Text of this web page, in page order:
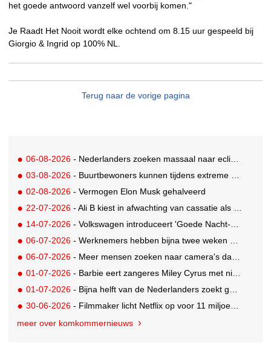
het goede antwoord vanzelf wel voorbij komen."
Je Raadt Het Nooit wordt elke ochtend om 8.15 uur gespeeld bij
Giorgio & Ingrid op 100% NL.
Terug naar de vorige pagina
06-08-2026 - Nederlanders zoeken massaal naar eclipsbrillen op Marktplaats
03-08-2026 - Buurtbewoners kunnen tijdens extreme hitte terecht bij The Social Hub
02-08-2026 - Vermogen Elon Musk gehalveerd
22-07-2026 - Ali B kiest in afwachting van cassatie als spreker voor een nieuw podium
14-07-2026 - Volkswagen introduceert 'Goede Nacht-pakket' waarmee auto flexibele slaapruimte met airco wordt
06-07-2026 - Werknemers hebben bijna twee weken nodig om volledig op te laden
06-07-2026 - Meer mensen zoeken naar camera's dankzij tv-programma Het Perfecte Plaatje
01-07-2026 - Barbie eert zangeres Miley Cyrus met nieuwe Signature Collector pop
01-07-2026 - Bijna helft van de Nederlanders zoekt goedkopere vakantie
30-06-2026 - Filmmaker licht Netflix op voor 11 miljoen dollar; 2,5 jaar celstraf
meer over komkommernieuws